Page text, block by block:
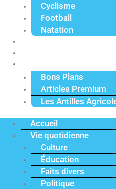
Cyclisme
Football
Natation
Bons Plans
Articles Premium
Les Antilles
Accueil
Vie quotidienne
Culture
Éducation
Faits divers
Politique